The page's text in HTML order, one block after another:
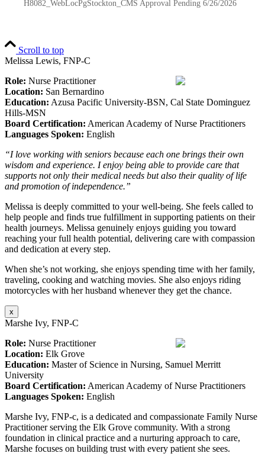
H8082_WebLocPgStockton_CMS Approval Pending6/26/2026
Scroll to top
Melissa Lewis, FNP-C
Role: Nurse Practitioner
Location: San Bernardino
Education: Azusa Pacific University-BSN, Cal State Dominguez
Hills-MSN
Board Certification: American Academy of Nurse Practitioners
Languages Spoken: English
“I love working with seniors because each one brings their own
wisdom and experience. I enjoy being able to provide care that
supports not only their medical needs but also their quality of life
and promotion of independence.”
Melissa is deeply committed to your well-being. She feels called to
help people and finds true fulfillment in supporting patients on their
health journeys. Melissa genuinely enjoys guiding you toward
reaching your full health potential, delivering care with compassion
and dedication at every step.
When she’s not working, she enjoys spending time with her family,
traveling, cooking and watching movies. She also enjoys riding
motorcycles with her husband whenever they get the chance.
x
Marshe Ivy, FNP-C
Role: Nurse Practitioner
Location: Elk Grove
Education: Master of Science in Nursing, Samuel Merritt
University
Board Certification: American Academy of Nurse Practitioners
Languages Spoken: English
Marshe Ivy, FNP-c, is a dedicated and compassionate Family Nurse
Practitioner serving the Elk Grove community. With a strong
foundation in clinical practice and a nurturing approach to care,
Marshe focuses on building trust with every patient she sees.